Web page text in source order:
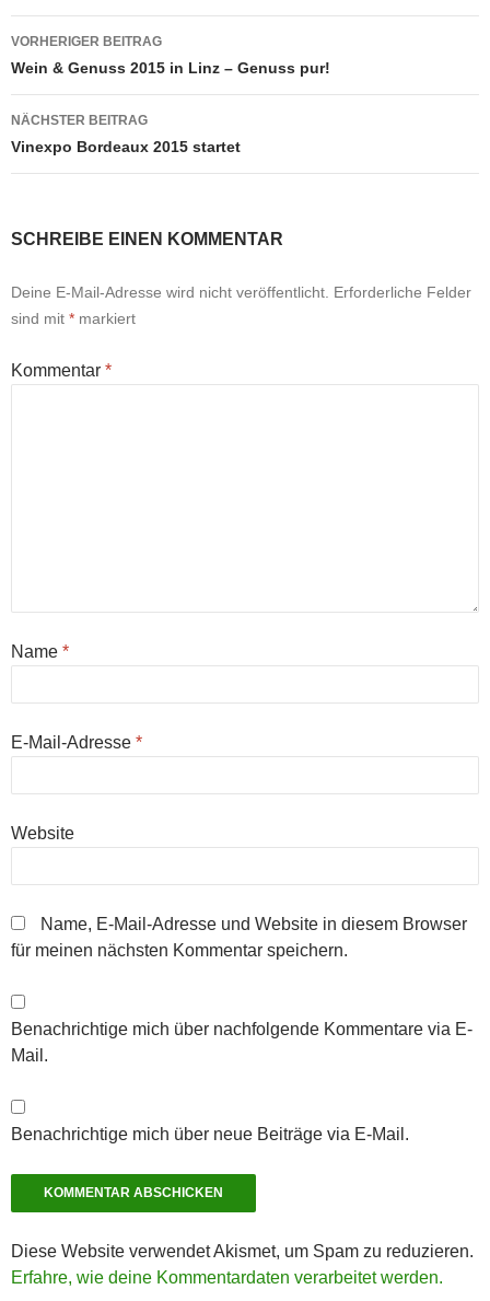
Beitragsnavigation
VORHERIGER BEITRAG
Wein & Genuss 2015 in Linz – Genuss pur!
NÄCHSTER BEITRAG
Vinexpo Bordeaux 2015 startet
SCHREIBE EINEN KOMMENTAR
Deine E-Mail-Adresse wird nicht veröffentlicht. Erforderliche Felder
sind mit * markiert
Kommentar *
Name *
E-Mail-Adresse *
Website
Name, E-Mail-Adresse und Website in diesem Browser
für meinen nächsten Kommentar speichern.
Benachrichtige mich über nachfolgende Kommentare via E-
Mail.
Benachrichtige mich über neue Beiträge via E-Mail.
Diese Website verwendet Akismet, um Spam zu reduzieren.
Erfahre, wie deine Kommentardaten verarbeitet werden.